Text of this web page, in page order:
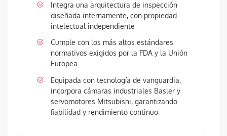
Integra una arquitectura de inspección
diseñada internamente, con propiedad
intelectual independiente
Cumple con los más altos estándares
normativos exigidos por la FDA y la Unión
Europea
Equipada con tecnología de vanguardia,
incorpora cámaras industriales Basler y
servomotores Mitsubishi, garantizando
fiabilidad y rendimiento continuo